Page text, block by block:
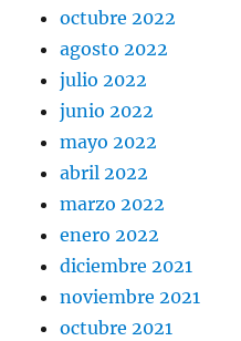
octubre 2022
agosto 2022
julio 2022
junio 2022
mayo 2022
abril 2022
marzo 2022
enero 2022
diciembre 2021
noviembre 2021
octubre 2021